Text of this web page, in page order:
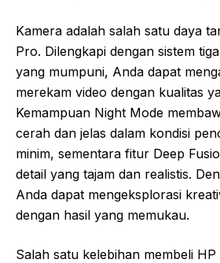
Kamera adalah salah satu daya
Pro. Dilengkapi dengan sistem
yang mumpuni, Anda dapat
merekam video dengan kualitas
Kemampuan Night Mode
cerah dan jelas dalam kondisi
minim, sementara fitur Deep
detail yang tajam dan realistis.
Anda dapat mengeksplorasi
dengan hasil yang memukau.
Salah satu kelebihan membeli